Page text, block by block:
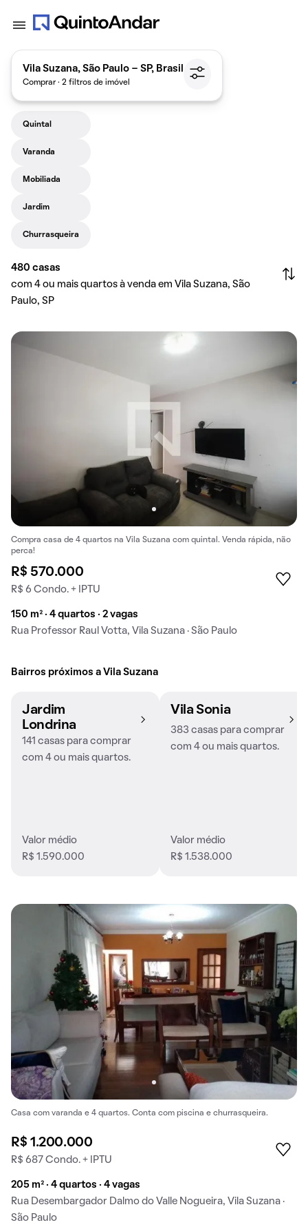
Vila Suzana, São Paulo - SP, Brasil
Comprar · 2 filtros de imóvel
Quintal
Varanda
Mobiliada
Jardim
Churrasqueira
480 casas
com 4 ou mais quartos à venda em Vila Suzana, São
Paulo, SP
Compra casa de 4 quartos na Vila Suzana com quintal. Venda rápida, não
perca!
R$ 570.000
R$ 6 Condo. + IPTU
150 m² · 4 quartos · 2 vagas
Rua Professor Raul Votta, Vila Suzana · São Paulo
Bairros próximos a Vila Suzana
Jardim
Londrina
141 casas para comprar
com 4 ou mais quartos.
Valor médio
R$ 1.590.000
Vila Sonia
383 casas para comprar
com 4 ou mais quartos.
Valor médio
R$ 1.538.000
Casa com varanda e 4 quartos. Conta com piscina e churrasqueira.
R$ 1.200.000
R$ 687 Condo. + IPTU
205 m² · 4 quartos · 4 vagas
Rua Desembargador Dalmo do Valle Nogueira, Vila Suzana ·
São Paulo